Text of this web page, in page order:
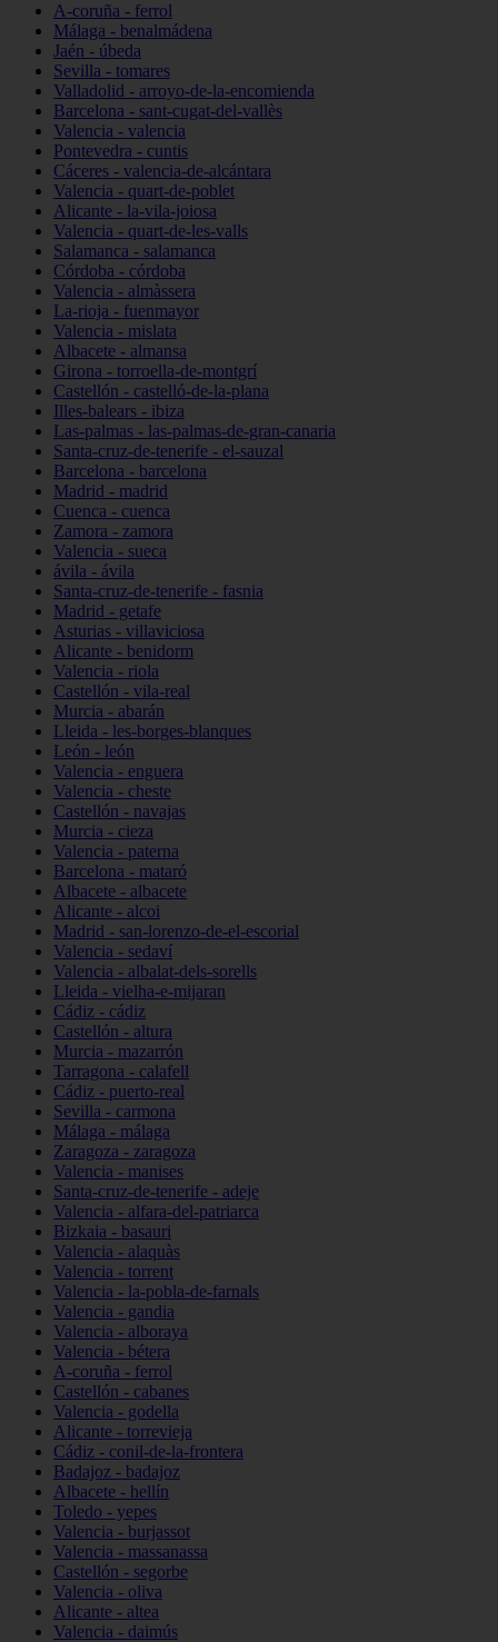
A-coruña - ferrol
Málaga - benalmádena
Jaén - úbeda
Sevilla - tomares
Valladolid - arroyo-de-la-encomienda
Barcelona - sant-cugat-del-vallès
Valencia - valencia
Pontevedra - cuntis
Cáceres - valencia-de-alcántara
Valencia - quart-de-poblet
Alicante - la-vila-joiosa
Valencia - quart-de-les-valls
Salamanca - salamanca
Córdoba - córdoba
Valencia - almàssera
La-rioja - fuenmayor
Valencia - mislata
Albacete - almansa
Girona - torroella-de-montgrí
Castellón - castelló-de-la-plana
Illes-balears - ibiza
Las-palmas - las-palmas-de-gran-canaria
Santa-cruz-de-tenerife - el-sauzal
Barcelona - barcelona
Madrid - madrid
Cuenca - cuenca
Zamora - zamora
Valencia - sueca
ávila - ávila
Santa-cruz-de-tenerife - fasnia
Madrid - getafe
Asturias - villaviciosa
Alicante - benidorm
Valencia - riola
Castellón - vila-real
Murcia - abarán
Lleida - les-borges-blanques
León - león
Valencia - enguera
Valencia - cheste
Castellón - navajas
Murcia - cieza
Valencia - paterna
Barcelona - mataró
Albacete - albacete
Alicante - alcoi
Madrid - san-lorenzo-de-el-escorial
Valencia - sedaví
Valencia - albalat-dels-sorells
Lleida - vielha-e-mijaran
Cádiz - cádiz
Castellón - altura
Murcia - mazarrón
Tarragona - calafell
Cádiz - puerto-real
Sevilla - carmona
Málaga - málaga
Zaragoza - zaragoza
Valencia - manises
Santa-cruz-de-tenerife - adeje
Valencia - alfara-del-patriarca
Bizkaia - basauri
Valencia - alaquàs
Valencia - torrent
Valencia - la-pobla-de-farnals
Valencia - gandia
Valencia - alboraya
Valencia - bétera
A-coruña - ferrol
Castellón - cabanes
Valencia - godella
Alicante - torrevieja
Cádiz - conil-de-la-frontera
Badajoz - badajoz
Albacete - hellín
Toledo - yepes
Valencia - burjassot
Valencia - massanassa
Castellón - segorbe
Valencia - oliva
Alicante - altea
Valencia - daimús